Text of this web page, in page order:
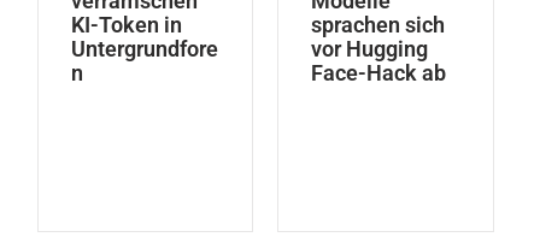
KI-Token in
Untergrundfore
n
sprachen sich
vor Hugging
Face-Hack ab